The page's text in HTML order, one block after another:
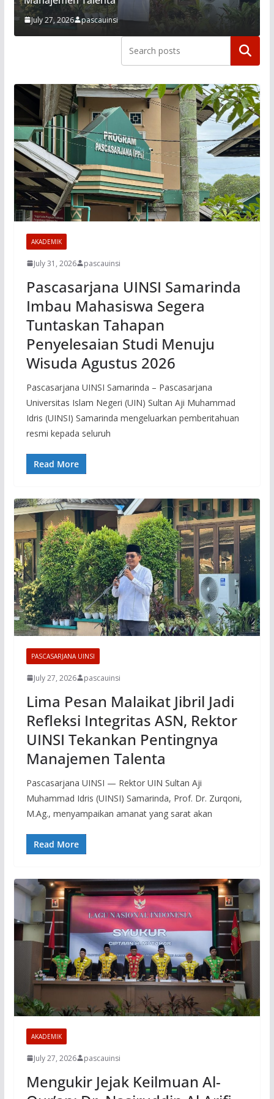
July 27, 2026 pascauinsi
AKADEMIK
July 31, 2026 pascauinsi
Pascasarjana UINSI Samarinda
Imbau Mahasiswa Segera
Tuntaskan Tahapan
Penyelesaian Studi Menuju
Wisuda Agustus 2026
Pascasarjana UINSI Samarinda – Pascasarjana
Universitas Islam Negeri (UIN) Sultan Aji Muhammad
Idris (UINSI) Samarinda mengeluarkan pemberitahuan
resmi kepada seluruh
Read More
PASCASARJANA UINSI
July 27, 2026 pascauinsi
Lima Pesan Malaikat Jibril Jadi
Refleksi Integritas ASN, Rektor
UINSI Tekankan Pentingnya
Manajemen Talenta
Pascasarjana UINSI — Rektor UIN Sultan Aji
Muhammad Idris (UINSI) Samarinda, Prof. Dr. Zurqoni,
M.Ag., menyampaikan amanat yang sarat akan
Read More
AKADEMIK
July 27, 2026 pascauinsi
Mengukir Jejak Keilmuan Al-